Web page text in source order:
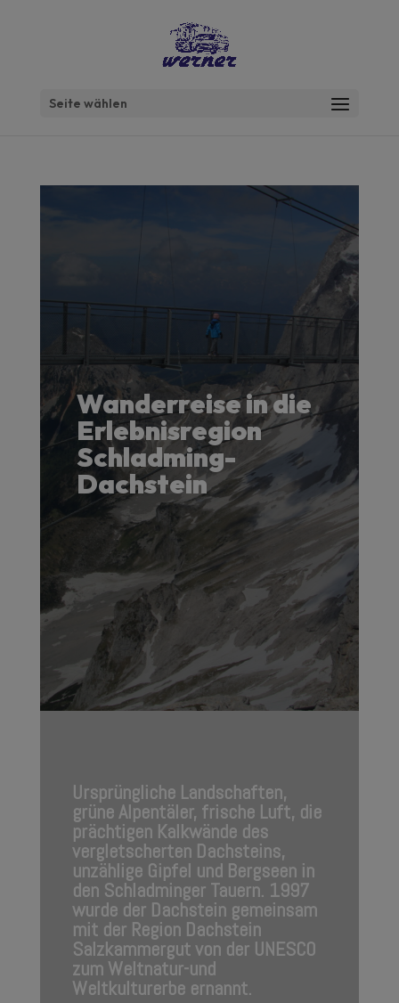
Seite wählen
Wanderreise in die
Erlebnisregion
Schladming-
Dachstein
Ursprüngliche Landschaften,
grüne Alpentäler, frische Luft, die
prächtigen Kalkwände des
vergletscherten Dachsteins,
unzählige Gipfel und Bergseen in
den Schladminger Tauern. 1997
wurde der Dachstein gemeinsam
mit der Region Dachstein
Salzkammergut von der UNESCO
zum Weltnatur-und
Weltkulturerbe ernannt.